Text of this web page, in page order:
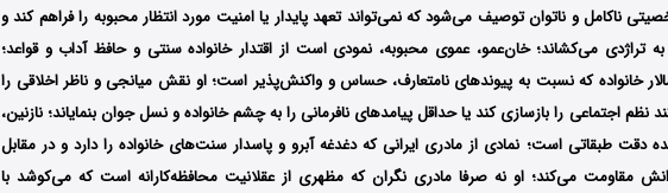
ناکامل و ناتوان توصیف می‌شود که نمی‌تواند تعهد پایدار یا امنیت مورد انتظار محبوبه را فراهم کند و
تراژدی می‌کشاند؛ خان‌عمو، عموی محبوبه، نمودی است از اقتدار خانواده‌ سنتی و حافظ آداب و قواعد؛
خانواده که نسبت به پیوندهای نامتعارف، حساس و واکنش‌پذیر است؛ او نقش میانجی و ناظر اخلاقی را
نظم اجتماعی را بازسازی کند یا حداقل پیامدهای نافرمانی را به چشم خانواده و نسل جوان بنمایاند؛ نازنین،
دقت طبقاتی است؛ نمادی از مادری ایرانی که دغدغه‌ آبرو و پاسدار سنت‌های خانواده را دارد و در مقابل
مقاومت می‌کند؛ او نه صرفا مادری نگران که مظهری از عقلانیت محافظه‌کارانه است که می‌کوشد با